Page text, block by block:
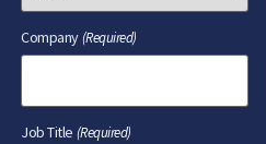
Company (Required)
Job Title (Required)